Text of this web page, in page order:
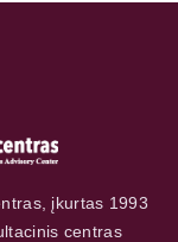
įkurtas 1993
centras